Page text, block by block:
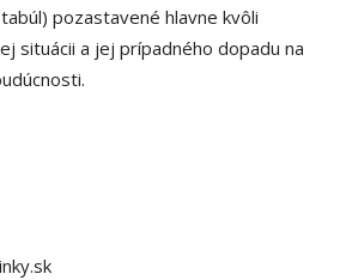
pozastavené hlavne kvôli
situácii a jej prípadného dopadu na